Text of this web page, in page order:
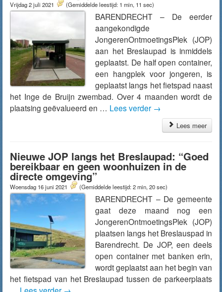
Vrijdag 2 juli 2021 (Gemiddelde leestijd: 1 min, 11 sec)
BARENDRECHT – De eerder
aangekondigde
JongerenOntmoetingsPlek (JOP)
aan het Breslaupad is inmiddels
geplaatst. De half open container,
een hangplek voor jongeren, is
geplaatst langs het fietspad naast
het Inge de Bruijn zwembad. Over 4 maanden wordt de
plaatsing geëvalueerd en … Lees verder →
Lees meer
Nieuwe JOP langs het Breslaupad: “Goed
bereikbaar en geen woonhuizen in de
directe omgeving”
Woensdag 16 juni 2021 (Gemiddelde leestijd: 2 min, 20 sec)
BARENDRECHT – De gemeente
gaat deze maand nog een
JongerenOntmoetingsPlek (JOP)
plaatsen langs het Breslauspad in
Barendrecht. De JOP, een deels
open container met banken erin,
wordt geplaatst aan het begin van
het fietspad van het Breslaupad tussen de parkeerplaats